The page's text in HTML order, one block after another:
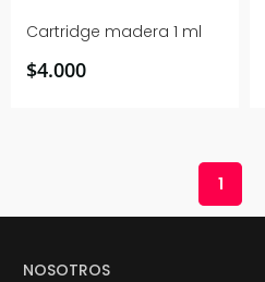
Cartridge madera 1 ml
$4.000
1
NOSOTROS